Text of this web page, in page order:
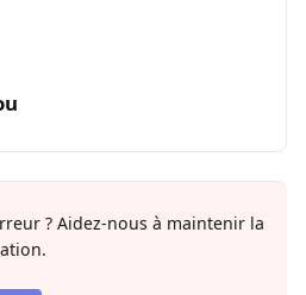
? Aidez-nous à maintenir la